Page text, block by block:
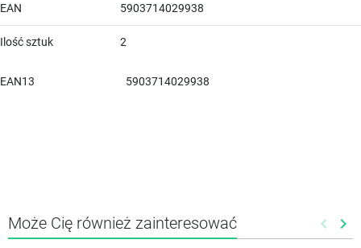
EAN 5903714029938
Ilość sztuk 2
EAN13 5903714029938
Może Cię również zainteresować keyboard_arrow_left keyboard_arrow_right